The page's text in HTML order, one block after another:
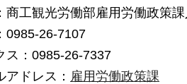
商工観光労働部雇用労働政策
0985-26-7107
ス：0985-26-7337
アドレス： 雇用労働政策課